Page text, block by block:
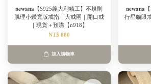
𝐧𝐞𝐰𝐚𝐧𝐚【S925義大利精工】不規則
肌理小鑽寬版戒指｜大戒圍｜開口戒
｜現貨＋預購【n918】
NT$ 880
加入購物車
𝐧𝐞𝐰𝐚𝐧𝐚
行星貓眼